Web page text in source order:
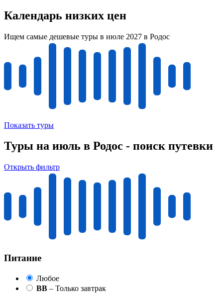
Календарь низких цен
Ищем самые дешевые туры в июле 2027 в Родос
Показать туры
Туры на июль в Родос - поиск путевки
Открыть фильтр
Питание
Любое
BB – Только завтрак